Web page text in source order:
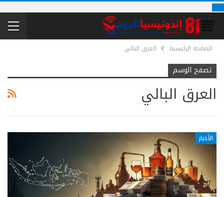
الصفحة الرئيسية العرق البالي
تصفح الوسم
العرق البالي
الأخبار